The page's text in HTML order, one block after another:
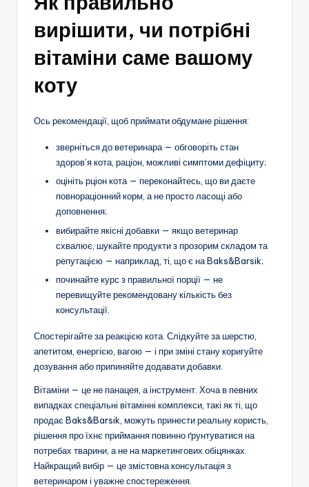
вирішити, чи потрібні
вітаміни саме вашому
коту
Ось рекомендації, щоб приймати обдумане рішення:
зверніться до ветеринара — обговоріть стан
здоров’я кота, раціон, можливі симптоми дефіциту;
оцініть рціон кота — переконайтесь, що ви даєте
повнораціонний корм, а не просто ласощі або
доповнення;
вибирайте якісні добавки — якщо ветеринар
схвалює, шукайте продукти з прозорим складом та
репутацією — наприклад, ті, що є на Baks&Barsik;
починайте курс з правильної порції — не
перевищуйте рекомендовану кількість без
консультації.
Спостерігайте за реакцією кота. Слідкуйте за шерстю,
апетитом, енергією, вагою — і при зміні стану коригуйте
дозування або припиняйте додавати добавки.
Вітаміни — це не панацея, а інструмент. Хоча в певних
випадках спеціальні вітамінні комплекси, такі як ті, що
продає Baks&Barsik, можуть принести реальну користь,
рішення про їхнє приймання повинно ґрунтуватися на
потребах тварини, а не на маркетингових обіцянках.
Найкращий вибір — це змістовна консультація з
ветеринаром і уважне спостереження.